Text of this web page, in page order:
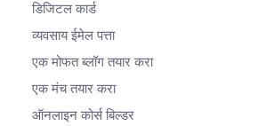
डिजिटल कार्ड
व्यवसाय ईमेल पत्ता
एक मोफत ब्लॉग तयार करा
एक मंच तयार करा
ऑनलाइन कोर्स बिल्डर